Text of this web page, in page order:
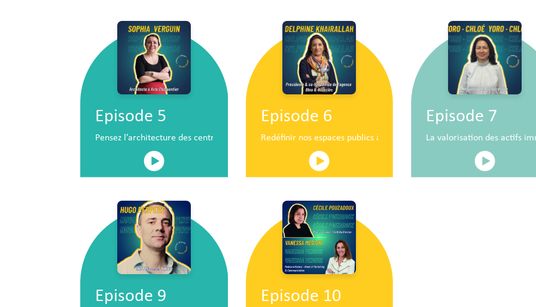
Episode 5
Pensez l’architecture des centres commerciaux de demain
Episode 6
Redéfinir nos espaces publics à hauteur d’enfants
Episode 7
La valorisation des actifs
Episode 9 Episode 10